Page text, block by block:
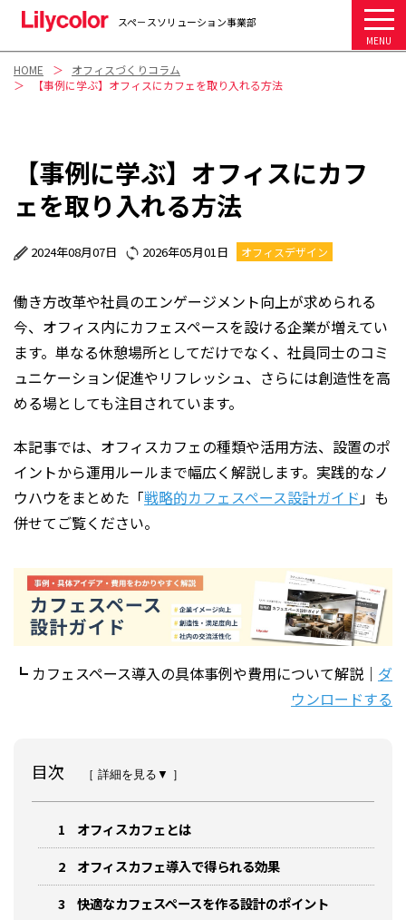
MENU
スペ－スソリューション事業部
HOME
オフィスづくりコラム
【事例に学ぶ】オフィスにカフェを取り入れる方法
【事例に学ぶ】オフィスにカフ
ェを取り入れる方法
2024年08月07日 2026年05月01日 オフィスデザイン
働き方改革や社員のエンゲージメント向上が求められる
今、オフィス内にカフェスペースを設ける企業が増えてい
ます。単なる休憩場所としてだけでなく、社員同士のコミ
ュニケーション促進やリフレッシュ、さらには創造性を高
める場としても注目されています。
本記事では、オフィスカフェの種類や活用方法、設置のポ
イントから運用ルールまで幅広く解説します。実践的なノ
ウハウをまとめた「戦略的カフェスペース設計ガイド」も
併せてご覧ください。
┗ カフェスペース導入の具体事例や費用について解説｜ ダ
ウンロードする
目次 ［ 詳細を見る▼ ］
1
オフィスカフェとは
2
オフィスカフェ導入で得られる効果
3
快適なカフェスペースを作る設計のポイント